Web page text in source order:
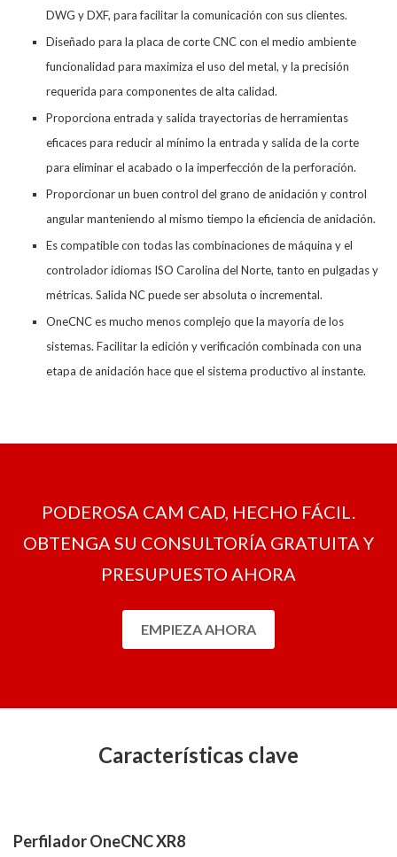
DWG y DXF, para facilitar la comunicación con sus clientes.
Diseñado para la placa de corte CNC con el medio ambiente
funcionalidad para maximiza el uso del metal, y la precisión
requerida para componentes de alta calidad.
Proporciona entrada y salida trayectorias de herramientas
eficaces para reducir al mínimo la entrada y salida de la corte
para eliminar el acabado o la imperfección de la perforación.
Proporcionar un buen control del grano de anidación y control
angular manteniendo al mismo tiempo la eficiencia de anidación.
Es compatible con todas las combinaciones de máquina y el
controlador idiomas ISO Carolina del Norte, tanto en pulgadas y
métricas. Salida NC puede ser absoluta o incremental.
OneCNC es mucho menos complejo que la mayoría de los
sistemas. Facilitar la edición y verificación combinada con una
etapa de anidación hace que el sistema productivo al instante.
PODEROSA CAM CAD, HECHO FÁCIL.
OBTENGA SU CONSULTORÍA GRATUITA Y
PRESUPUESTO AHORA
EMPIEZA AHORA
Características clave
Perfilador OneCNC XR8